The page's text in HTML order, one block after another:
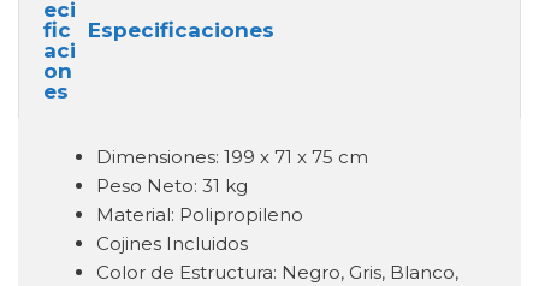
Especificaciones
Dimensiones: 199 x 71 x 75 cm
Peso Neto: 31 kg
Material: Polipropileno
Cojines Incluidos
Color de Estructura: Negro, Gris, Blanco,